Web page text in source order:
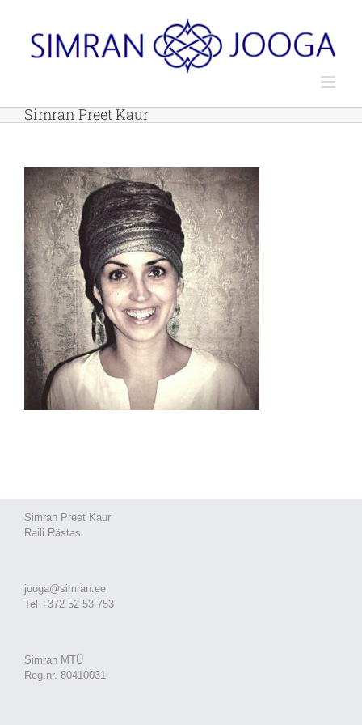
content
Simran Preet Kaur
Simran Preet Kaur
Raili Rästas
jooga@simran.ee
Tel +372 52 53 753
Simran MTÜ
Reg.nr. 80410031